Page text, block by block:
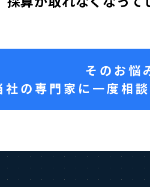
そのお悩
社の専門家に一度相
まずは無料で解決方法を
強引な営業は行いませんの